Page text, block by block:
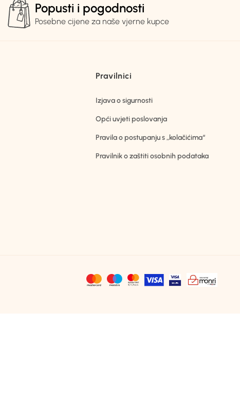
Popusti i pogodnosti
Posebne cijene za naše vjerne kupce
Pravilnici
Izjava o sigurnosti
Opći uvjeti poslovanja
Pravila o postupanju s „kolačićima“
Pravilnik o zaštiti osobnih podataka